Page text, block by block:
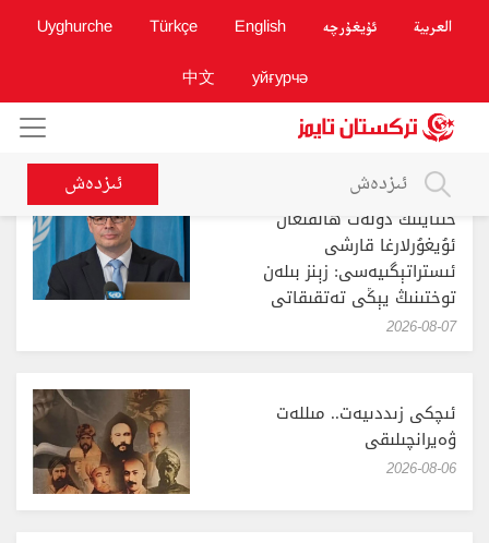
العربية ئۇيغۇرچە English
Türkçe
Uyghurche
уйғурчә
中文
ئىزدەش
خىتاينىڭ دۆلەت ھالقىغان
ئۇيغۇرلارغا قارشى
ئىستراتېگىيەسى: زېنز بىلەن
توختىنىڭ يېڭى تەتقىقاتى
‎2026-08-07
ئىچكى زىددىيەت.. مىللەت
ۋەيرانچىلىقى
‎2026-08-06